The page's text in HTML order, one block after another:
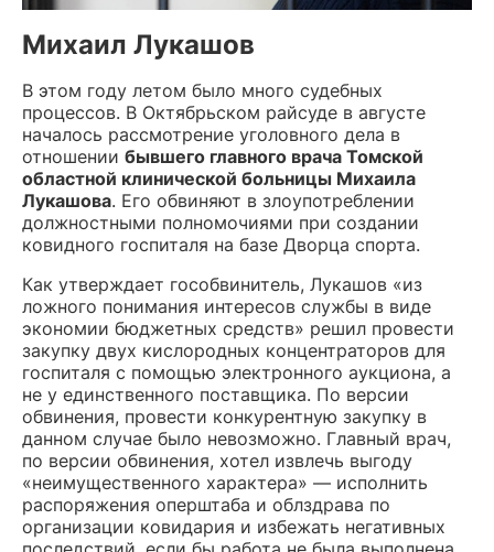
Михаил Лукашов
В этом году летом было много судебных
процессов. В Октябрьском райсуде в августе
началось рассмотрение уголовного дела в
отношении бывшего главного врача Томской
областной клинической больницы Михаила
Лукашова. Его обвиняют в злоупотреблении
должностными полномочиями при создании
ковидного госпиталя на базе Дворца спорта.
Как утверждает гособвинитель, Лукашов «из
ложного понимания интересов службы в виде
экономии бюджетных средств» решил провести
закупку двух кислородных концентраторов для
госпиталя с помощью электронного аукциона, а
не у единственного поставщика. По версии
обвинения, провести конкурентную закупку в
данном случае было невозможно. Главный врач,
по версии обвинения, хотел извлечь выгоду
«неимущественного характера» — исполнить
распоряжения оперштаба и облздрава по
организации ковидария и избежать негативных